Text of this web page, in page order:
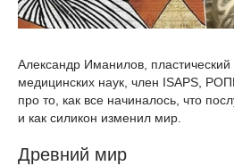
Александр Иманилов, пластический
медицинских наук, член ISAPS,
про то, как все начиналось, что
и как силикон изменил мир.
Древний мир